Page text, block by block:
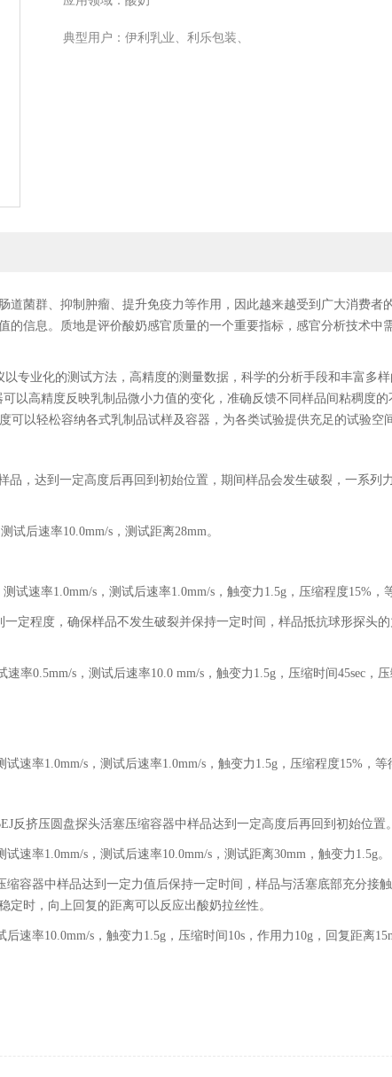
典型用户：伊利乳业、利乐包装、
菌群、抑制肿瘤、提升免疫力等作用，因此越来越受到广大消费者
的信息。质地是评价酸奶感官质量的一个重要指标，感官分析技术
以专业化的测试方法，高精度的测量数据，科学的分析手段和丰富多
以高精度反映乳制品微小力值的变化，准确反馈不同样品间粘稠度
可以轻松容纳各式乳制品试样及容器，为各类试验提供充足的试验空
品，达到一定高度后再回到初始位置，期间样品会发生破裂，一系
试后速率10.0mm/s，测试距离28mm。
试速率1.0mm/s，测试后速率1.0mm/s，触变力1.5g，压缩程度15%，
一定程度，确保样品不发生破裂并保持一定时间，样品抵抗球形探头
率0.5mm/s，测试后速率10.0 mm/s，触变力1.5g，压缩时间45sec，压
速率1.0mm/s，测试后速率1.0mm/s，触变力1.5g，压缩程度15%，等
反挤压圆盘探头活塞压缩容器中样品达到一定高度后再回到初始位置。
速率1.0mm/s，测试后速率10.0mm/s，测试距离30mm，触变力1.5g。
缩容器中样品达到一定力值后保持一定时间，样品与活塞底部充分接
时，向上回复的距离可以反应出酸奶拉丝性。
速率10.0mm/s，触变力1.5g，压缩时间10s，作用力10g，回复距离